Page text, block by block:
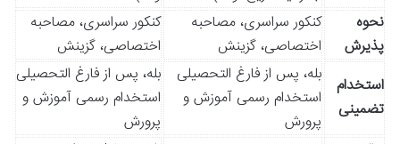
نحوه
پذیرش
کنکور سراسری، مصاحبه
اختصاصی، گزینش
کنکور سراسری، مصاحبه
اختصاصی، گزینش
استخدام
تضمینی
بله، پس از فارغ التحصیلی
استخدام رسمی آموزش و
پرورش
بله، پس از فارغ التحصیلی
استخدام رسمی آموزش و
پرورش